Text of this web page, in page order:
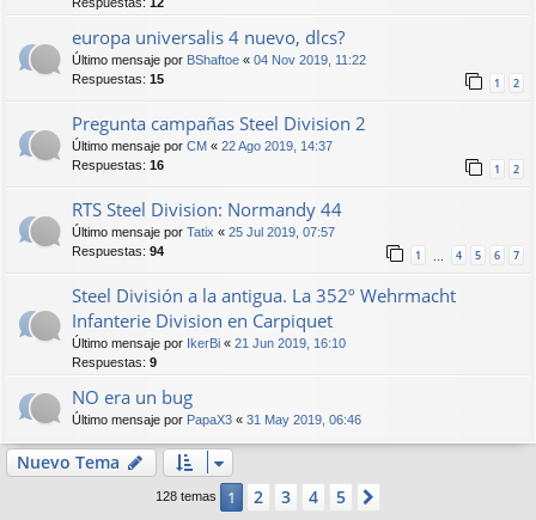
europa universalis 4 nuevo, dlcs?
Último mensaje por BShaftoe « 04 Nov 2019, 11:22
Respuestas: 15 1 2
Pregunta campañas Steel Division 2
Último mensaje por CM « 22 Ago 2019, 14:37
Respuestas: 16 1 2
RTS Steel Division: Normandy 44
Último mensaje por Tatix « 25 Jul 2019, 07:57
Respuestas: 94 1 … 4 5 6 7
Steel División a la antigua. La 352º Wehrmacht
Infanterie Division en Carpiquet
Último mensaje por IkerBi « 21 Jun 2019, 16:10
Respuestas: 9
NO era un bug
Último mensaje por PapaX3 « 31 May 2019, 06:46
Nuevo Tema
128 temas 1 2 3 4 5